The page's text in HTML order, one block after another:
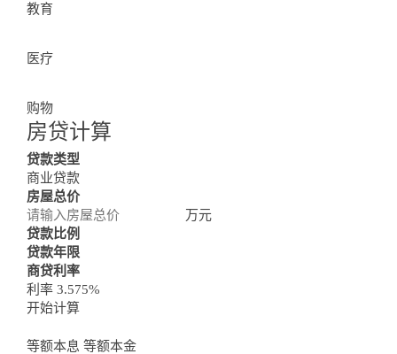
查看更多小区房产
教育
医疗
购物
房贷计算
Loan Calculator
贷款类型
商业贷款
房屋总价
万元
贷款比例
贷款年限
商贷利率
利率 3.575%
开始计算
等额本息 等额本金